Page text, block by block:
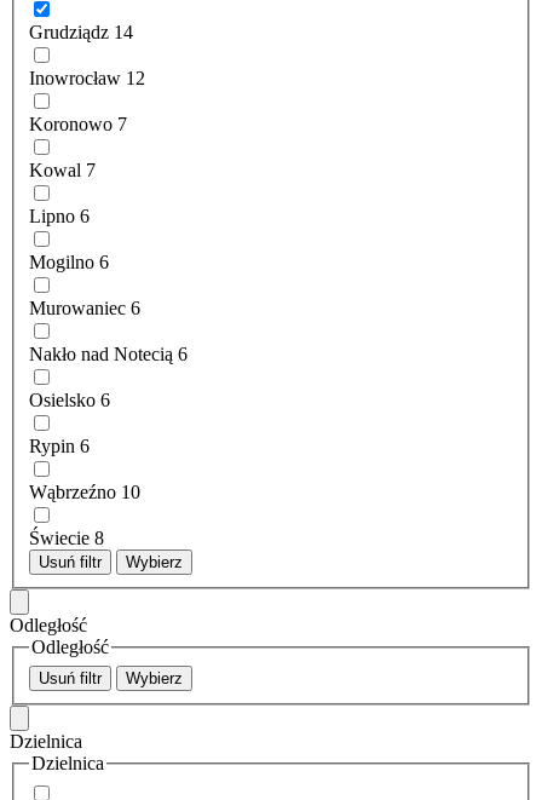
Grudziądz 14
Inowrocław 12
Koronowo 7
Kowal 7
Lipno 6
Mogilno 6
Murowaniec 6
Nakło nad Notecią 6
Osielsko 6
Rypin 6
Wąbrzeźno 10
Świecie 8
Usuń filtr Wybierz
Odległość
Odległość
Usuń filtr Wybierz
Dzielnica
Dzielnica